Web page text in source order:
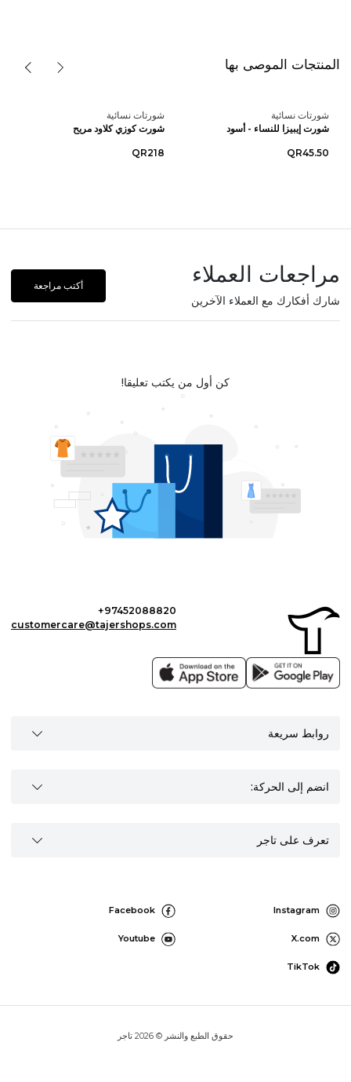
المنتجات الموصى بها
شورتات نسائية
شورت إيبيزا للنساء - أسود
QR45.50
شورتات نسائية
شورت كوزي كلاود مريح
QR218
مراجعات العملاء
شارك أفكارك مع العملاء الآخرين
أكتب مراجعة
كن أول من يكتب تعليقا!
+97452088820
customercare@tajershops.com
روابط سريعة
انضم إلى الحركة:
تعرف على تاجر
Instagram
Facebook
X.com
Youtube
TikTok
حقوق الطبع والنشر © 2026 تاجر